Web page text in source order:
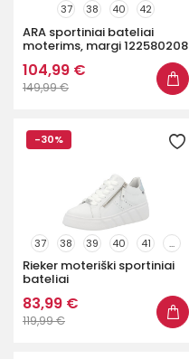
37 38 40 42
ARA sportiniai bateliai
moterims, margi 122580208
104,99 €
149,99 €
-30%
37 38 39 40 41 ...
Rieker moteriški sportiniai
bateliai
83,99 €
119,99 €